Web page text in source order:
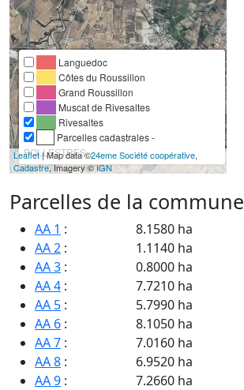
Languedoc
Côtes du Roussillon
Grand Roussillon
Muscat de Rivesaltes
Rivesaltes
Parcelles cadastrales -
POLLESTRES
Leaflet| Map data ©24eme Société coopérative,
Cadastre, Imagery ©IGN
Parcelles de la commune
AA 1 :
8.1580 ha
AA 2 :
1.1140 ha
AA 3 :
0.8000 ha
AA 4 :
7.7210 ha
AA 5 :
5.7990 ha
AA 6 :
8.1050 ha
AA 7 :
7.0160 ha
AA 8 :
6.9520 ha
AA 9 :
7.2660 ha